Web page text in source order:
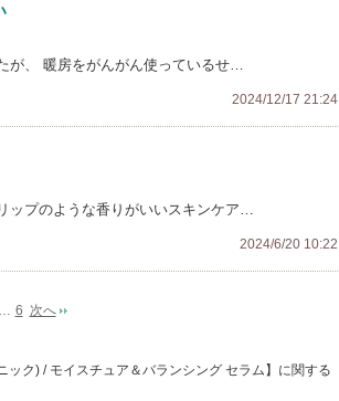
が、 暖房をがんがん使っているせ…
2024/12/17 21:24
ップのような香りがいいスキンケア…
2024/6/20 10:22
… 6 次へ
ク) / モイスチュア＆バランシング セラム】に関する